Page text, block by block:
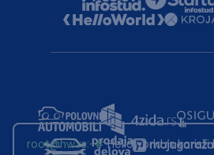
root@hw.rs:~#Helloworld.rs